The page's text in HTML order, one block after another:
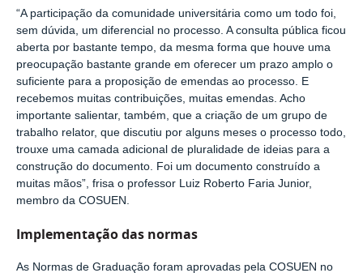
“A participação da comunidade universitária como um todo foi,
sem dúvida, um diferencial no processo. A consulta pública ficou
aberta por bastante tempo, da mesma forma que houve uma
preocupação bastante grande em oferecer um prazo amplo o
suficiente para a proposição de emendas ao processo. E
recebemos muitas contribuições, muitas emendas. Acho
importante salientar, também, que a criação de um grupo de
trabalho relator, que discutiu por alguns meses o processo todo,
trouxe uma camada adicional de pluralidade de ideias para a
construção do documento. Foi um documento construído a
muitas mãos”, frisa o professor Luiz Roberto Faria Junior,
membro da COSUEN.
Implementação das normas
As Normas de Graduação foram aprovadas pela COSUEN no